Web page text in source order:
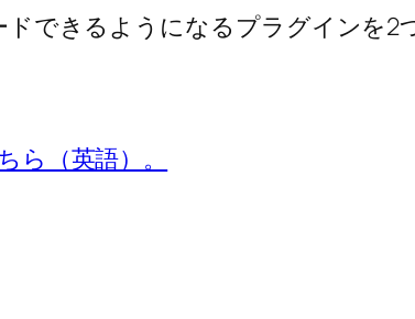
できるようになるプラグインを2
ら（英語）。